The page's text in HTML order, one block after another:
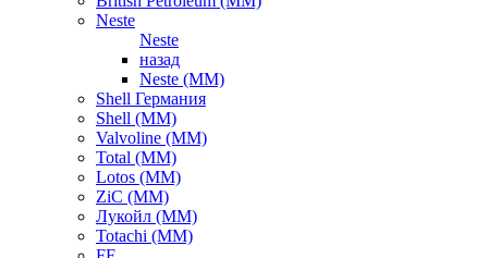
Neste
Neste
назад
Neste (ММ)
Shell Германия
Shell (ММ)
Valvoline (ММ)
Total (ММ)
Lotos (ММ)
ZiC (ММ)
Лукойл (ММ)
Totachi (MM)